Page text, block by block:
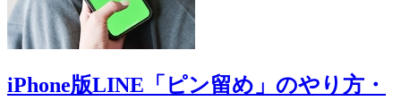
iPhone版LINE「ピン留め」のやり方・